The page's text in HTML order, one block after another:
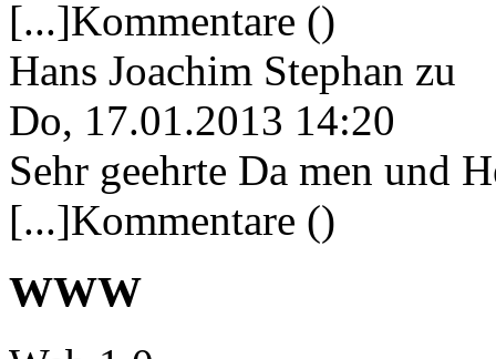
[...]Kommentare ()
Hans Joachim Stephan zu
Do, 17.01.2013 14:20
Sehr geehrte Da men und
[...]Kommentare ()
WWW